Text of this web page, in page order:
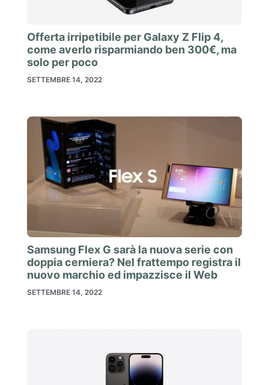
Offerta irripetibile per Galaxy Z Flip 4,
come averlo risparmiando ben 300€, ma
solo per poco
SETTEMBRE 14, 2022
Samsung Flex G sarà la nuova serie con
doppia cerniera? Nel frattempo registra il
nuovo marchio ed impazzisce il Web
SETTEMBRE 14, 2022